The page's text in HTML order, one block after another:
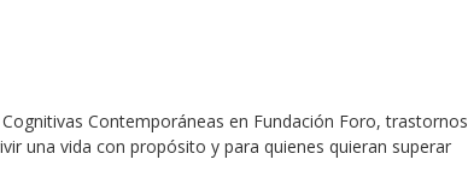
Contemporáneas en Fundación Foro, trastornos
una vida con propósito y para quienes quieran superar